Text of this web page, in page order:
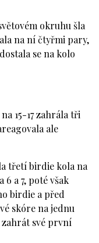
okruhu šla
na ní čtyřmi pary,
se na kolo
15-17 zahrála tři
ale
třetí birdie kola na
6 a 7, poté však
birdie a před
skóre na jednu
zahrát své první